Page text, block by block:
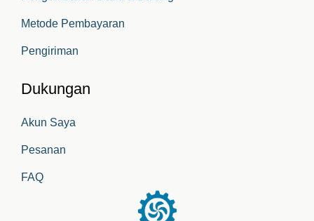
Metode Pembayaran
Pengiriman
Dukungan
Akun Saya
Pesanan
FAQ